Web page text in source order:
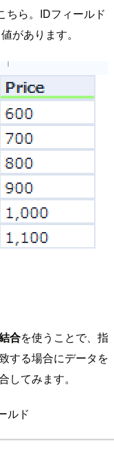
ちら。IDフィールド
があります。
合を使うことで、指
する場合にデータを
てみます。
ルド